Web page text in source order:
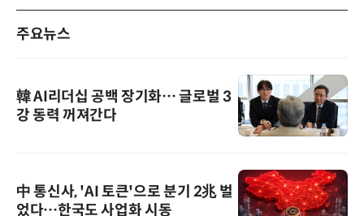
주요뉴스
韓 AI리더십 공백 장기화… 글로벌 3
강 동력 꺼져간다
中 통신사, 'AI 토큰'으로 분기 2兆 벌
었다…한국도 사업화 시동